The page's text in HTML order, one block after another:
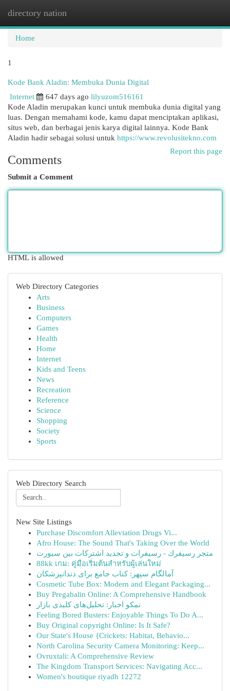
directory nation
Home
1
Kode Bank Aladin: Membuka Dunia Digital
Internet
647 days ago lilyuzom516161
Kode Aladin merupakan kunci untuk membuka dunia digital yang
luas. Dengan memahami kode, kamu dapat menciptakan aplikasi,
situs web, dan berbagai jenis karya digital lainnya. Kode Bank
Aladin hadir sebagai solusi untuk https://www.revolusitekno.com
Report this page
Comments
Submit a Comment
HTML is allowed
Web Directory Categories
Arts
Business
Computers
Games
Health
Home
Internet
Kids and Teens
News
Recreation
Reference
Science
Shopping
Society
Sports
Web Directory Search
New Site Listings
Purchase Discomfort Alleviation Drugs Vi...
Afro House: The Sound That's Taking Over the World
متجر رسيفرك - رسيفرات و تجديد اشتركات بين سبورت
88kk เกม: คู่มือเริ่มต้นสำหรับผู้เล่นใหม่
آمالگام سپهر: کتاب جامع برای دندانپزشکان
Cosmetic Tube Box: Modern and Elegant Packaging...
Buy Pregabalin Online: A Comprehensive Handbook
نمکو اخبار: تحلیل‌های کلیدی بازار
Feeling Bored Busters: Enjoyable Things To Do A...
Buy Original copyright Online: Is It Safe?
Our State's House {Crickets: Habitat, Behavio...
North Carolina Security Camera Monitoring: Keep...
Ovruxtali: A Comprehensive Review
The Kingdom Transport Services: Navigating Acc...
Women's boutique riyadh 12272